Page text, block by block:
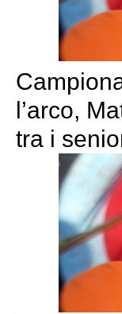
l’arco,
tra i